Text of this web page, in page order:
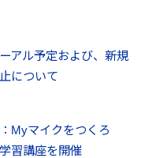
アル予定および、新規
について
Myマイクをつくろ
習講座を開催